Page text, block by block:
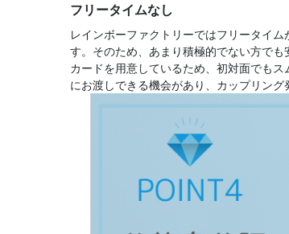
フリータイムなし
レインボーファクトリーではフリータイ
す。そのため、あまり積極的でない方で
カードを用意しているため、初対面でも
にお渡しできる機会があり、カップリン